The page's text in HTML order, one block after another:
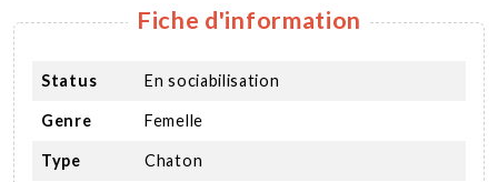
Fiche d'information
Status En sociabilisation
Genre Femelle
Type Chaton